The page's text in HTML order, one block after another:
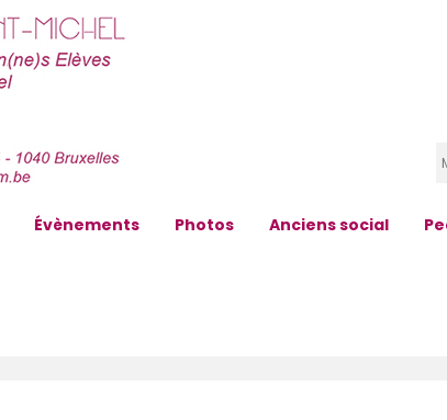
Évènements Photos Anciens social